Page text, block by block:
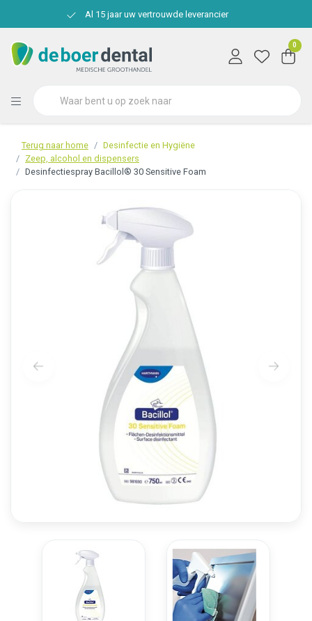
Al 15 jaar uw vertrouwde leverancier
0
Terug naar home
Desinfectie en Hygiëne
Zeep, alcohol en dispensers
Desinfectiespray Bacillol® 30 Sensitive Foam